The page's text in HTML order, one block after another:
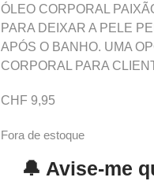
ÓLEO CORPORAL
PARA DEIXAR A PELE
APÓS O BANHO. UMA
CORPORAL PARA
CHF 9,95
Fora de estoque
🔔 Avise-me